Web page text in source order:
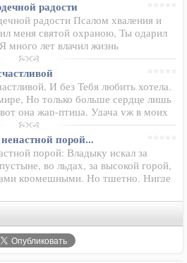
радости
радости Псалом хваления и
меня святой охраною, Ты одарил
много лет влачил жизнь
меня над бездною... Но Ты
И без Тебя любить хотела.
Но только больше сердце лишь
она жар-птица, Удача уж в моих
обстоятельства и лица, Не…
порой...
порой: Владыку искал за
во льдах, за высокой горой,
кромешными. Но тщетно. Нигде